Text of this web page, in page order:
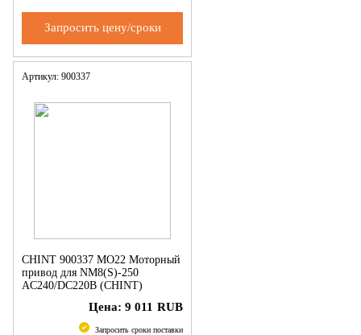
Запросить цену/сроки
Артикул: 900337
CHINT 900337 MO22 Моторный
привод для NM8(S)-250
AC240/DC220В (CHINT)
Цена: 9 011 RUB
Запросить сроки поставки